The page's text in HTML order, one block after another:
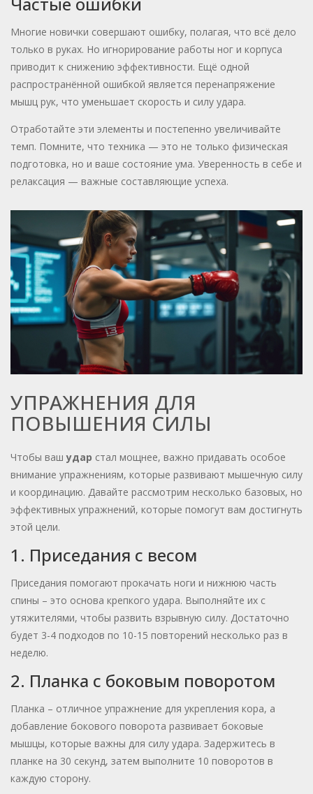
Многие новички совершают ошибку, полагая, что всё дело
только в руках. Но игнорирование работы ног и корпуса
приводит к снижению эффективности. Ещё одной
распространённой ошибкой является перенапряжение
мышц рук, что уменьшает скорость и силу удара.
Отработайте эти элементы и постепенно увеличивайте
темп. Помните, что техника — это не только физическая
подготовка, но и ваше состояние ума. Уверенность в себе и
релаксация — важные составляющие успеха.
УПРАЖНЕНИЯ ДЛЯ
ПОВЫШЕНИЯ СИЛЫ
Чтобы вашудар стал мощнее, важно придавать особое
внимание упражнениям, которые развивают мышечную силу
и координацию. Давайте рассмотрим несколько базовых, но
эффективных упражнений, которые помогут вам достигнуть
этой цели.
1. Приседания с весом
Приседания помогают прокачать ноги и нижнюю часть
спины – это основа крепкого удара. Выполняйте их с
утяжителями, чтобы развить взрывную силу. Достаточно
будет 3-4 подходов по 10-15 повторений несколько раз в
неделю.
2. Планка с боковым поворотом
Планка – отличное упражнение для укрепления кора, а
добавление бокового поворота развивает боковые
мышцы, которые важны для силу удара. Задержитесь в
планке на 30 секунд, затем выполните 10 поворотов в
каждую сторону.